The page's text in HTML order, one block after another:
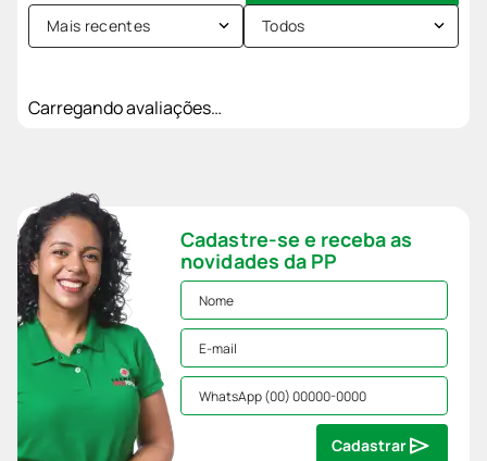
Mais recentes Todos
Carregando avaliações…
Cadastre-se e receba as
novidades da PP
Cadastrar